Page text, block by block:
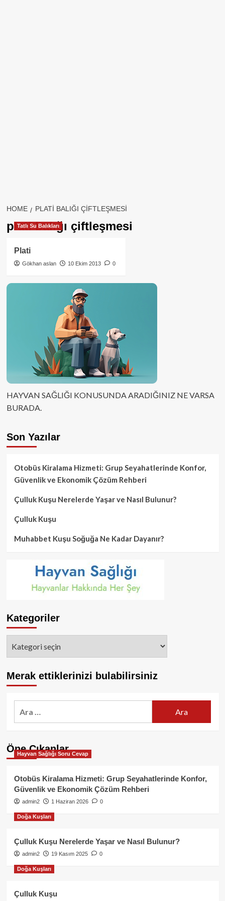
HOME PLATI BALIĞI ÇIFTLEŞMESI
plati balığı çiftleşmesi
Tatlı Su Balıkları
Plati
Gökhan aslan 10 Ekim 2013 0
HAYVAN SAĞLIĞI KONUSUNDA ARADIĞINIZ NE VARSA
BURADA.
Son Yazılar
Otobüs Kiralama Hizmeti: Grup Seyahatlerinde Konfor,
Güvenlik ve Ekonomik Çözüm Rehberi
Çulluk Kuşu Nerelerde Yaşar ve Nasıl Bulunur?
Çulluk Kuşu
Muhabbet Kuşu Soğuğa Ne Kadar Dayanır?
Kategoriler
Merak ettiklerinizi bulabilirsiniz
Öne Çıkanlar
Hayvan Sağlığı Soru Cevap
Otobüs Kiralama Hizmeti: Grup Seyahatlerinde Konfor,
Güvenlik ve Ekonomik Çözüm Rehberi
admin2 1 Haziran 2026 0
Doğa Kuşları
Çulluk Kuşu Nerelerde Yaşar ve Nasıl Bulunur?
admin2 19 Kasım 2025 0
Doğa Kuşları
Çulluk Kuşu